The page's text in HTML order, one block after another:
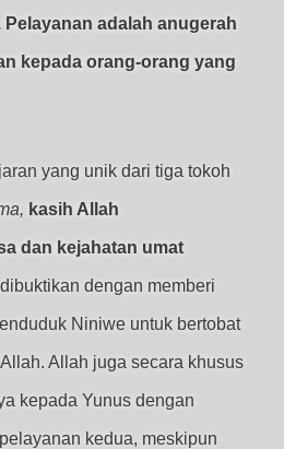
Pelayanan adalah anugerah
kepada orang-orang yang
yang unik dari tiga tokoh
kasih Allah
dan kejahatan umat
dengan memberi
Niniwe untuk bertobat
Allah juga secara khusus
kepada Yunus dengan
kedua, meskipun